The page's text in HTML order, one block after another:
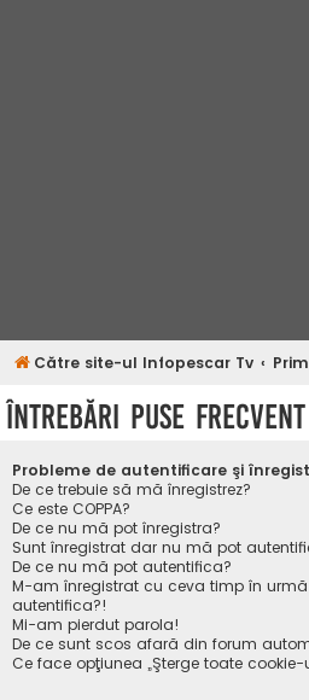
Către site-ul Infopescar Tv
Întrebări puse frecvent
Probleme de autentificare şi
De ce trebuie să mă înregistrez?
Ce este COPPA?
De ce nu mă pot înregistra?
Sunt înregistrat dar nu mă pot
De ce nu mă pot autentifica?
M-am înregistrat cu ceva timp în
autentifica?!
Mi-am pierdut parola!
De ce sunt scos afară din forum
Ce face opţiunea „Şterge toate cookie-